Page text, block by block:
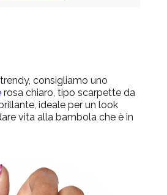
consigliamo uno
rosa chiaro, tipo scarpette da
ideale per un look
vita alla bambola che è in